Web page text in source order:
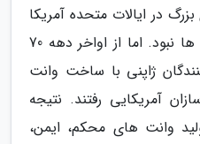
وانت های بزرگ در ایالات متحده آمریکا
جولان داده و کسی رقیب آن ها نبود. اما از اواخر دهه 70
ژاپنی با ساخت وانت
آمریکایی رفتند. نتیجه
وانت های محکم، ایمن،